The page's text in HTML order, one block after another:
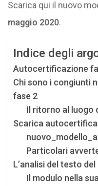
Scarica qui il nuovo
maggio 2020.
Indice degli
Autocertificazione
Chi sono i congiunti
fase 2
Il ritorno al luogo
Scarica
Particolari
L’analisi del testo
Il modulo nella